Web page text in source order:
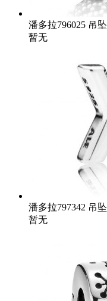
潘多拉796025 吊坠
暂无
潘多拉797342 吊坠
暂无